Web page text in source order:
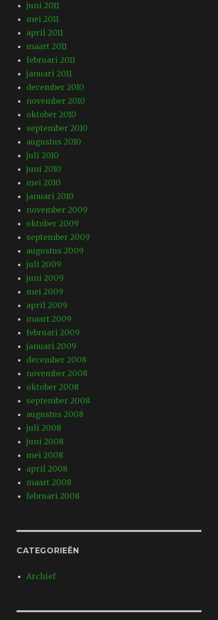
juni 2011
mei 2011
april 2011
maart 2011
februari 2011
januari 2011
december 2010
november 2010
oktober 2010
september 2010
augustus 2010
juli 2010
juni 2010
mei 2010
januari 2010
november 2009
oktober 2009
september 2009
augustus 2009
juli 2009
juni 2009
mei 2009
april 2009
maart 2009
februari 2009
januari 2009
december 2008
november 2008
oktober 2008
september 2008
augustus 2008
juli 2008
juni 2008
mei 2008
april 2008
maart 2008
februari 2008
CATEGORIEËN
Archief